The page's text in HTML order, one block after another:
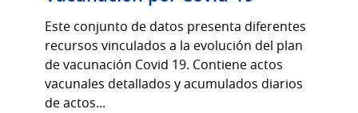
Este conjunto de datos presenta diferentes
recursos vinculados a la evolución del plan
de vacunación Covid 19. Contiene actos
vacunales detallados y acumulados diarios
de actos...